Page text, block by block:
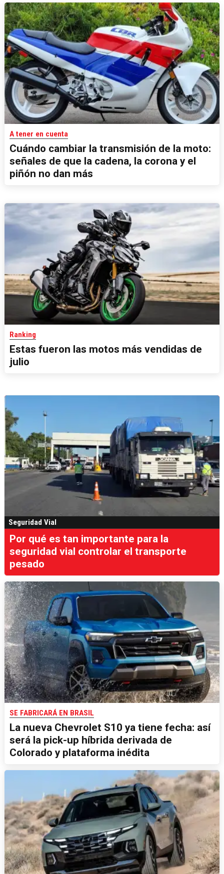
A tener en cuenta
Cuándo cambiar la transmisión de la moto:
señales de que la cadena, la corona y el
piñón no dan más
Ranking
Estas fueron las motos más vendidas de
julio
Seguridad Vial
Por qué es tan importante para la
seguridad vial controlar el transporte
pesado
SE FABRICARÁ EN BRASIL
La nueva Chevrolet S10 ya tiene fecha: así
será la pick-up híbrida derivada de
Colorado y plataforma inédita